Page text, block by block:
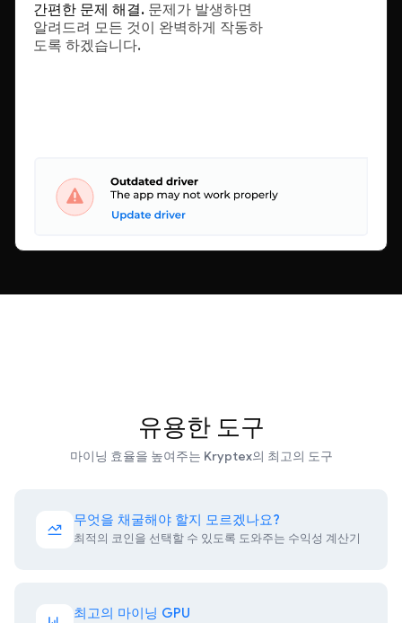
간편한 문제 해결. 문제가 발생하면
알려드려 모든 것이 완벽하게 작동하
도록 하겠습니다.
유용한 도구
마이닝 효율을 높여주는 Kryptex의 최고의 도구
무엇을 채굴해야 할지 모르겠나요?
최적의 코인을 선택할 수 있도록 도와주는 수익성 계산기
최고의 마이닝 GPU